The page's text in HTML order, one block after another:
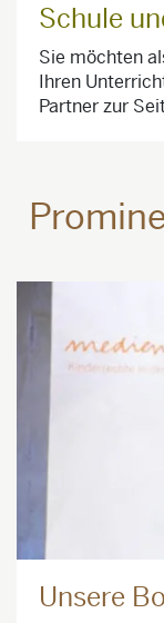
Schule
Sie möchten
Ihren
Partner zur
Unsere